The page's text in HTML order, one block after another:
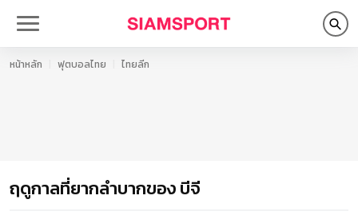
หน้าหลัก ฟุตบอลไทย ไทยลีก
ฤดูกาลที่ยากลำบากของ บีจี